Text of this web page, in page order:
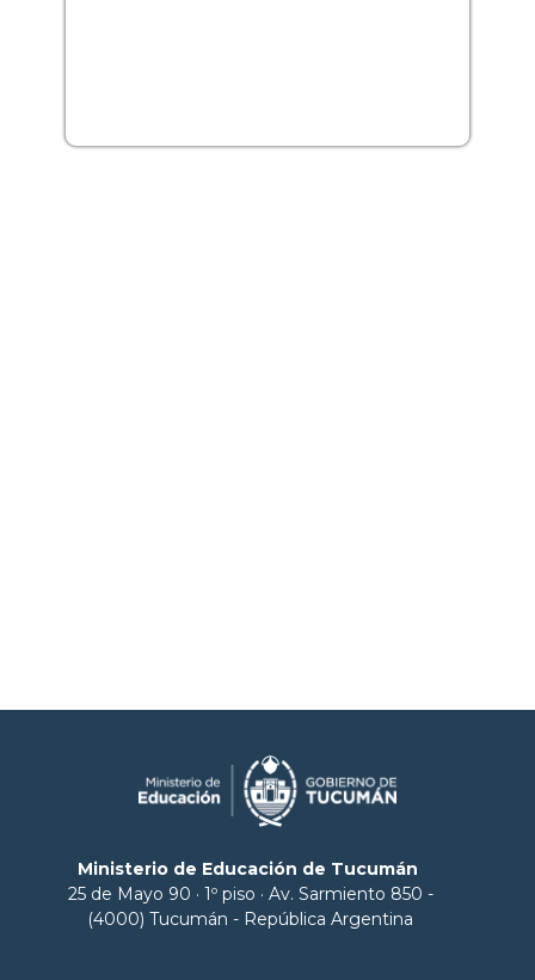
Ministerio de Educación de Tucumán
25 de Mayo 90 · 1º piso · Av. Sarmiento 850 -
(4000) Tucumán - República Argentina